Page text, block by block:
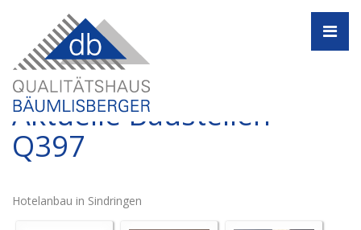
Aktuelle Baustellen -
Q397
Hotelanbau in Sindringen